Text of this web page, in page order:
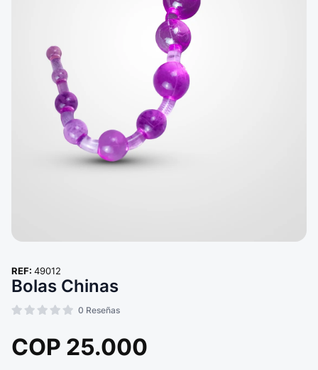
REF: 49012
Bolas Chinas
0 Reseñas
COP 25.000